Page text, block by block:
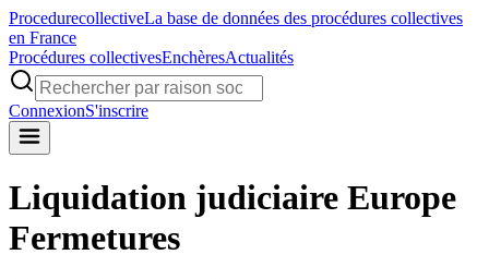
ProcedurecollectiveLa base de données des procédures collectives
en France
Procédures collectivesEnchèresActualités
ConnexionS'inscrire
Liquidation judiciaire Europe
Fermetures